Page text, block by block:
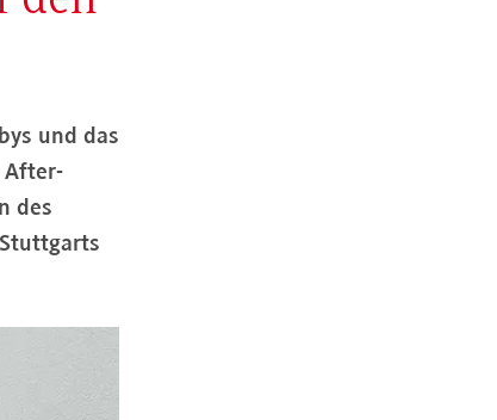
und das
After-
des